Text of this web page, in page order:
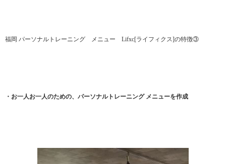
福岡 パーソナルトレーニング メニュー Lifxc[ライフィクス]の特徴③
・お一人お一人のための、パーソナルトレーニング メニューを作成